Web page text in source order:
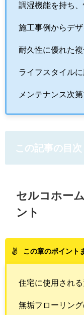
調湿機能を持ち
施工事例からデ
耐久性に優れた
ライフスタイル
メンテナンス次
この記事の目次
セルコホー
ント
この章のポイント
住宅に使用され
無垢フローリン